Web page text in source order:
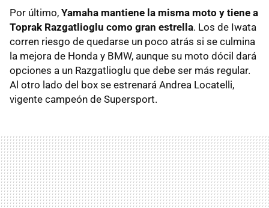
Por último, Yamaha mantiene la misma moto y tiene a
Toprak Razgatlioglu como gran estrella. Los de Iwata
corren riesgo de quedarse un poco atrás si se culmina
la mejora de Honda y BMW, aunque su moto dócil dará
opciones a un Razgatlioglu que debe ser más regular.
Al otro lado del box se estrenará Andrea Locatelli,
vigente campeón de Supersport.